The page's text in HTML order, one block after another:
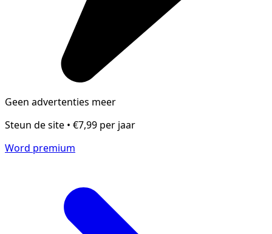
Geen advertenties meer
Steun de site • €7,99 per jaar
Word premium